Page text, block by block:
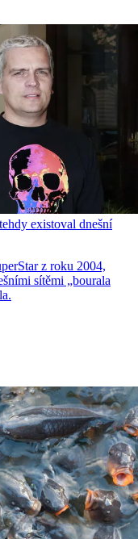
existoval dnešní
z roku 2004,
sítěmi „bourala